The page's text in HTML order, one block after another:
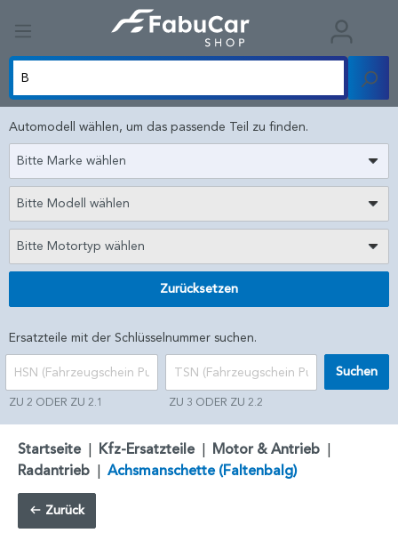
Automodell wählen, um das passende Teil zu finden.
Bitte Marke wählen
Bitte Modell wählen
Bitte Motortyp wählen
Zurücksetzen
Ersatzteile mit der Schlüsselnummer suchen.
ZU 2 ODER ZU 2.1 ZU 3 ODER ZU 2.2
Suchen
Startseite | Kfz-Ersatzteile | Motor & Antrieb |
Radantrieb | Achsmanschette (Faltenbalg)
Zurück